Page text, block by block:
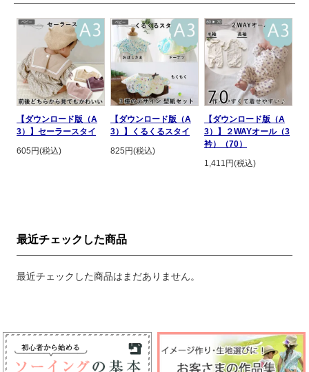
【ダウンロード版（A
3）】セーラースタイ
605円(税込)
【ダウンロード版（A
3）】くるくるスタイ
825円(税込)
【ダウンロード版（A
3）】２WAYオール（3
衿）（70）
1,411円(税込)
最近チェックした商品
最近チェックした商品はまだありません。